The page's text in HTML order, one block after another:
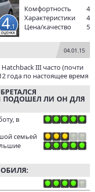
4.1
Комфортность
4
Характеристики
4
Цена/качество
5
04.01.15
III часто (почти
года по настоящее время
ПОДОШЕЛ ЛИ ОН ДЛЯ
в
семьей